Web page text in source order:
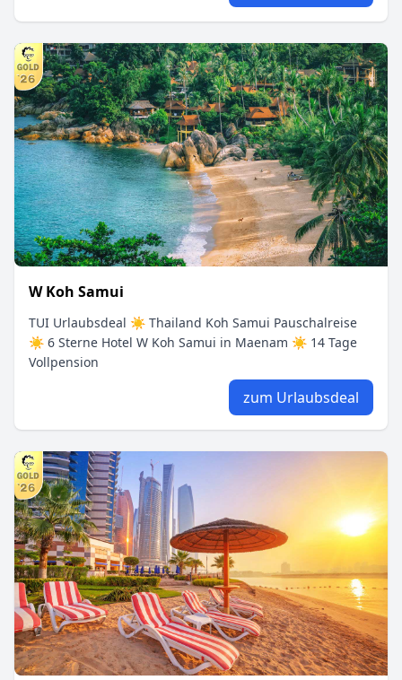
W Koh Samui
TUI Urlaubsdeal ☀ Thailand Koh Samui Pauschalreise
☀ 6 Sterne Hotel W Koh Samui in Maenam ☀ 14 Tage
Vollpension
zum Urlaubsdeal